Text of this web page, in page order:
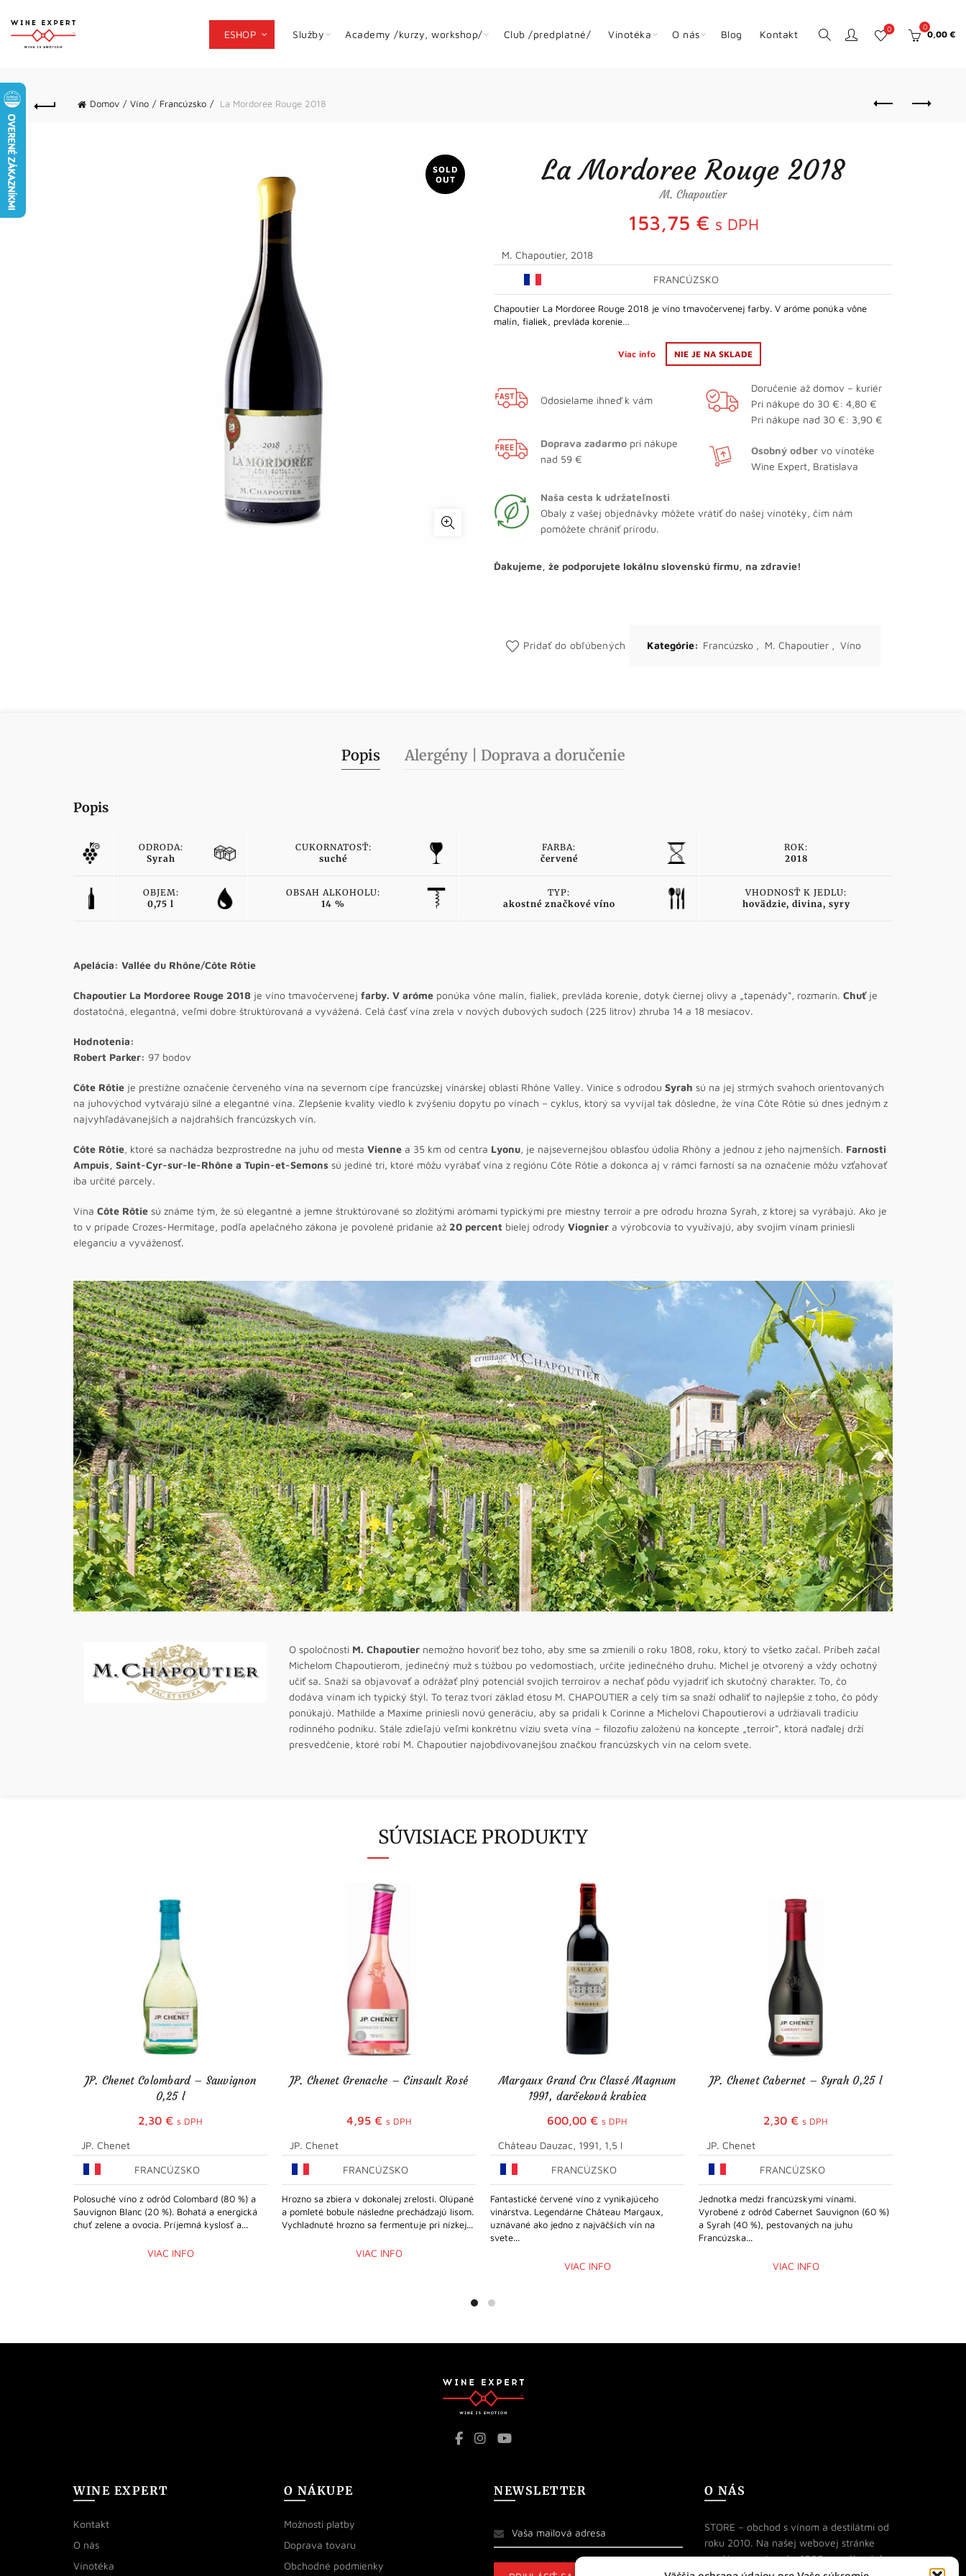
ESHOP Služby Academy /kurzy, workshop/ Club /predplatné/ Vinotéka O nás Blog Kontakt 0 0
0,00 €
Domov Víno Francúzsko La Mordoree Rouge 2018
SOLD
OUT
La Mordoree Rouge 2018
M. Chapoutier
153,75 € s DPH
M. Chapoutier, 2018
FRANCÚZSKO
Chapoutier La Mordoree Rouge 2018 je víno tmavočervenej farby. V aróme ponúka vône
malín, fialiek, prevláda korenie…
Viac info NIE JE NA SKLADE
Odosielame ihneď k vám
Doprava zadarmo pri nákupe
nad 59 €
Doručenie až domov – kuriér
Pri nákupe do 30 €: 4,80 €
Pri nákupe nad 30 €: 3,90 €
Osobný odbervo vínotéke
Wine Expert, Bratislava
Naša cesta k udržateľnosti
Obaly z vašej objednávky môžete vrátiť do našej vínotéky, čím nám
pomôžete chrániť prírodu.
Ďakujeme, že podporujete lokálnu slovenskú firmu, na zdravie!
Pridať do obľúbených Kategórie: Francúzsko , M. Chapoutier , Víno
Popis Alergény | Doprava a doručenie
Popis
ODRODA:
Syrah
CUKORNATOSŤ:
suché
FARBA:
červené
ROK:
2018
OBJEM:
0,75 l
OBSAH ALKOHOLU:
14 %
TYP:
akostné značkové víno
VHODNOSŤ K JEDLU:
hovädzie, divina, syry
Apelácia: Vallée du Rhône/Côte Rôtie
Chapoutier La Mordoree Rouge 2018 je víno tmavočervenej farby. V aróme ponúka vône malín, fialiek, prevláda korenie, dotyk čiernej olivy a „tapenády“, rozmarín. Chuťje
dostatočná, elegantná, veľmi dobre štruktúrovaná a vyvážená. Celá časť vína zrela v nových dubových sudoch (225 litrov) zhruba 14 a 18 mesiacov.
Hodnotenia:
Robert Parker: 97 bodov
Côte Rôtie je prestížne označenie červeného vína na severnom cípe francúzskej vinárskej oblasti Rhône Valley. Vinice s odrodou Syrah sú na jej strmých svahoch orientovaných
na juhovýchod vytvárajú silné a elegantné vína. Zlepšenie kvality viedlo k zvýšeniu dopytu po vínach – cyklus, ktorý sa vyvíjal tak dôsledne, že vína Côte Rôtie sú dnes jedným z
najvyhľadávanejších a najdrahších francúzskych vín.
Côte Rôtie, ktoré sa nachádza bezprostredne na juhu od mesta Vienne a 35 km od centra Lyonu, je najsevernejšou oblasťou údolia Rhôny a jednou z jeho najmenších. Farnosti
Ampuis, Saint-Cyr-sur-le-Rhône a Tupin-et-Semons sú jediné tri, ktoré môžu vyrábať vína z regiónu Côte Rôtie a dokonca aj v rámci farností sa na označenie môžu vzťahovať
iba určité parcely.
Vína Côte Rôtie sú známe tým, že sú elegantné a jemne štruktúrované so zložitými arómami typickými pre miestny terroir a pre odrodu hrozna Syrah, z ktorej sa vyrábajú. Ako je
to v prípade Crozes-Hermitage, podľa apelačného zákona je povolené pridanie až 20 percent bielej odrody Viognier a výrobcovia to využívajú, aby svojim vínam priniesli
eleganciu a vyváženosť.
O spoločnosti M. Chapoutier nemožno hovoriť bez toho, aby sme sa zmienili o roku 1808, roku, ktorý to všetko začal. Príbeh začal
Michelom Chapoutierom, jedinečný muž s túžbou po vedomostiach, určite jedinečného druhu. Michel je otvorený a vždy ochotný
učiť sa. Snaží sa objavovať a odrážať plný potenciál svojich terroirov a nechať pôdu vyjadriť ich skutočný charakter. To, čo
dodáva vínam ich typický štýl. To teraz tvorí základ étosu M. CHAPOUTIER a celý tím sa snaží odhaliť to najlepšie z toho, čo pôdy
ponúkajú. Mathilde a Maxime priniesli novú generáciu, aby sa pridali k Corinne a Michelovi Chapoutierovi a udržiavali tradíciu
rodinného podniku. Stále zdieľajú veľmi konkrétnu víziu sveta vína – filozofiu založenú na koncepte „terroir“, ktorá naďalej drží
presvedčenie, ktoré robí M. Chapoutier najobdivovanejšou značkou francúzskych vín na celom svete.
SÚVISIACE PRODUKTY
JP. Chenet Colombard – Sauvignon
0,25 l
2,30 € s DPH
JP. Chenet
FRANCÚZSKO
Polosuché víno z odrôd Colombard (80 %) a
Sauvignon Blanc (20 %). Bohatá a energická
chuť zelene a ovocia. Príjemná kyslosť a...
VIAC INFO
JP. Chenet Grenache – Cinsault Rosé
4,95 € s DPH
JP. Chenet
FRANCÚZSKO
Hrozno sa zbiera v dokonalej zrelosti. Olúpané
a pomleté bobule následne prechádzajú lisom.
Vychladnuté hrozno sa fermentuje pri nízkej...
VIAC INFO
Margaux Grand Cru Classé Magnum
1991, darčeková krabica
600,00 € s DPH
Château Dauzac, 1991, 1,5 l
FRANCÚZSKO
Fantastické červené víno z vynikajúceho
vinárstva. Legendárne Château Margaux,
uznávané ako jedno z najväčších vín na
svete...
VIAC INFO
JP. Chenet Cabernet – Syrah 0,25 l
2,30 € s DPH
JP. Chenet
FRANCÚZSKO
Jednotka medzi francúzskymi vínami.
Vyrobené z odrôd Cabernet Sauvignon (60 %)
a Syrah (40 %), pestovaných na juhu
Francúzska...
VIAC INFO
WINE EXPERT
Kontakt
O nás
Vínotéka
O NÁKUPE
Možnosti platby
Doprava tovaru
Obchodné podmienky
NEWSLETTER O NÁS
STORE – obchod s vínom a destilátmi od
roku 2010. Na našej webovej stránke
predávame viac ako 1000+ značkových